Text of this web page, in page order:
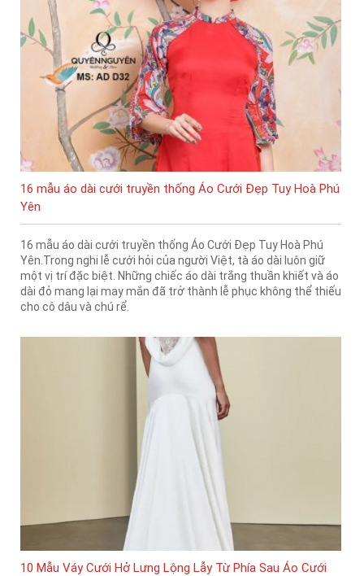
16 mẫu áo dài cưới truyền thống Áo Cưới Đẹp Tuy Hoà Phú
Yên
16 mẫu áo dài cưới truyền thống Áo Cưới Đẹp Tuy Hoà Phú
Yên.Trong nghi lễ cưới hỏi của người Việt, tà áo dài luôn giữ
một vị trí đặc biệt. Những chiếc áo dài trắng thuần khiết và áo
dài đỏ mang lại may mắn đã trở thành lễ phục không thể thiếu
cho cô dâu và chú rể.
10 Mẫu Váy Cưới Hở Lưng Lộng Lẫy Từ Phía Sau Áo Cưới